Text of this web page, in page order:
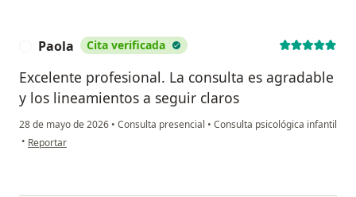
Paola Cita verificada
Excelente profesional. La consulta es agradable
y los lineamientos a seguir claros
28 de mayo de 2026 • Consulta presencial • Consulta psicológica infantil
• en opinión del usuario Paola
Reportar